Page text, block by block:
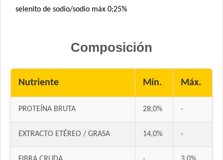
selenito de sodio/sodio máx 0;25%
Composición
Nutriente Mín. Máx.
PROTEÍNA BRUTA 28,0% -
EXTRACTO ETÉREO / GRASA 14,0% -